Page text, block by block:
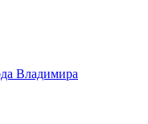
Владимира